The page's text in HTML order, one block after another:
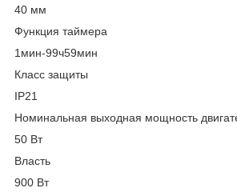
40 мм
Функция таймера
1мин-99ч59мин
Класс защиты
IP21
Номинальная выходная мощность
50 Вт
Власть
900 Вт